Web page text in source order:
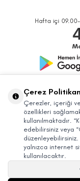
Hafta içi 09.00-
© 2026 Sarar Büyük
Çerez
Çerezler, içeriği
özellikleri
kullanılmaktadır.
edebilirsiniz veya
düzenleyebilirsiniz.
yalnızca internet
kullanılacaktır.